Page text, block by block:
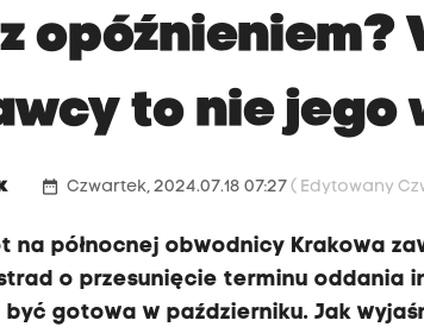
opóźnieniem?
to nie jego
date_range Czwartek, 2024.07.18 07:27( Edytowany
na północnej obwodnicy Krakowa
o przesunięcie terminu oddania
gotowa w październiku. Jak